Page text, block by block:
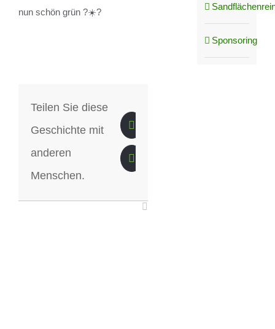
nun schön grün ?☀️?
Teilen Sie diese
Geschichte mit
anderen
Menschen.
Sponsoring